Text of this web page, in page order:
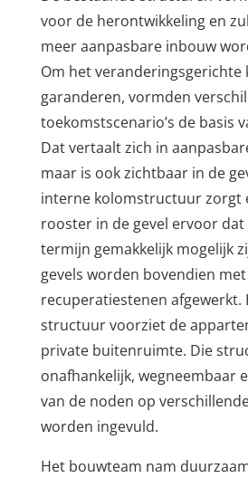
voor de herontwikkeling en
meer aanpasbare inbouw
Om het veranderingsgerichte
garanderen, vormden
toekomstscenario’s de basis
Dat vertaalt zich in
maar is ook zichtbaar in de
interne kolomstructuur zorgt
rooster in de gevel ervoor
termijn gemakkelijk mogelijk
gevels worden bovendien met
recuperatiestenen afgewerkt.
structuur voorziet de
private buitenruimte. Die
onafhankelijk, wegneembaar
van de noden op
worden ingevuld.
Het bouwteam nam